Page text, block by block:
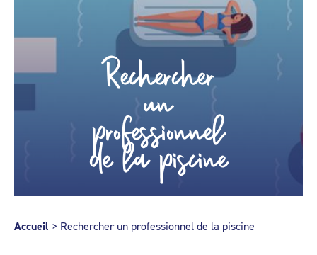
Rechercher
un
professionnel
de la piscine
Accueil > Rechercher un professionnel de la piscine